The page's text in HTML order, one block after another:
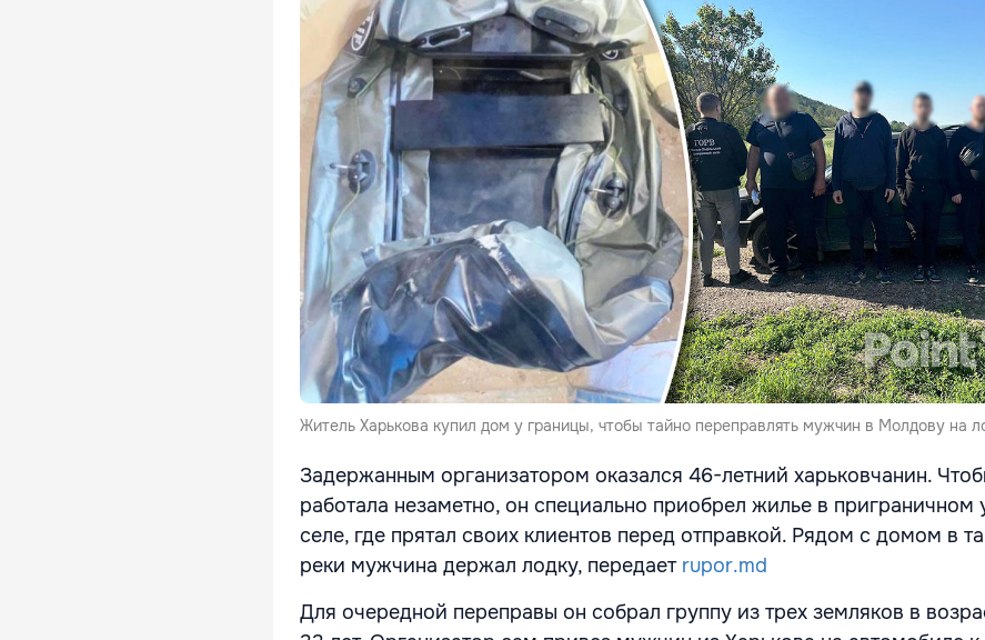
Житель Харькова купил дом у границы, чтобы тайно переправлять мужчин в Молдову на
Задержанным организатором оказался 46-летний харьковчанин.
работала незаметно, он специально приобрел жилье в приграничном
селе, где прятал своих клиентов перед отправкой. Рядом с домом в
реки мужчина держал лодку, передает rupor.md
Для очередной переправы он собрал группу из трех земляков в